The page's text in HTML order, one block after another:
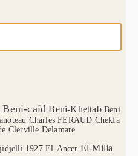
Beni-caïd Beni-Khettab Beni
Charles FERAUD Chekfa
Clerville Delamare
1927 El-Ancer El-Milia